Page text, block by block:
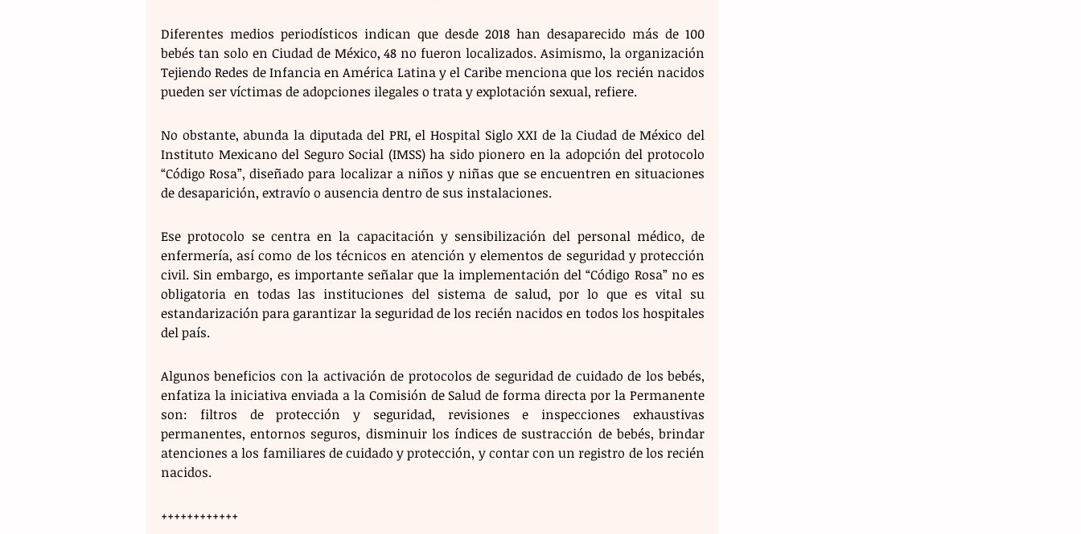
Diferentes medios periodísticos indican que desde 2018 han desaparecido más de 100
bebés tan solo en Ciudad de México, 48 no fueron localizados. Asimismo, la organización
Tejiendo Redes de Infancia en América Latina y el Caribe menciona que los recién nacidos
pueden ser víctimas de adopciones ilegales o trata y explotación sexual, refiere.
No obstante, abunda la diputada del PRI, el Hospital Siglo XXI de la Ciudad de México del
Instituto Mexicano del Seguro Social (IMSS) ha sido pionero en la adopción del protocolo
“Código Rosa”, diseñado para localizar a niños y niñas que se encuentren en situaciones
de desaparición, extravío o ausencia dentro de sus instalaciones.
Ese protocolo se centra en la capacitación y sensibilización del personal médico, de
enfermería, así como de los técnicos en atención y elementos de seguridad y protección
civil. Sin embargo, es importante señalar que la implementación del “Código Rosa” no es
obligatoria en todas las instituciones del sistema de salud, por lo que es vital su
estandarización para garantizar la seguridad de los recién nacidos en todos los hospitales
del país.
Algunos beneficios con la activación de protocolos de seguridad de cuidado de los bebés,
enfatiza la iniciativa enviada a la Comisión de Salud de forma directa por la Permanente
son: filtros de protección y seguridad, revisiones e inspecciones exhaustivas
permanentes, entornos seguros, disminuir los índices de sustracción de bebés, brindar
atenciones a los familiares de cuidado y protección, y contar con un registro de los recién
nacidos.
++++++++++++